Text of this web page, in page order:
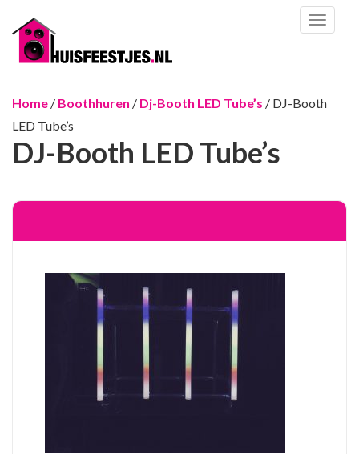
Toggle
Home / Boothhuren / Dj-Booth LED Tube’s / DJ-Booth
LED Tube’s
DJ-Booth LED Tube’s